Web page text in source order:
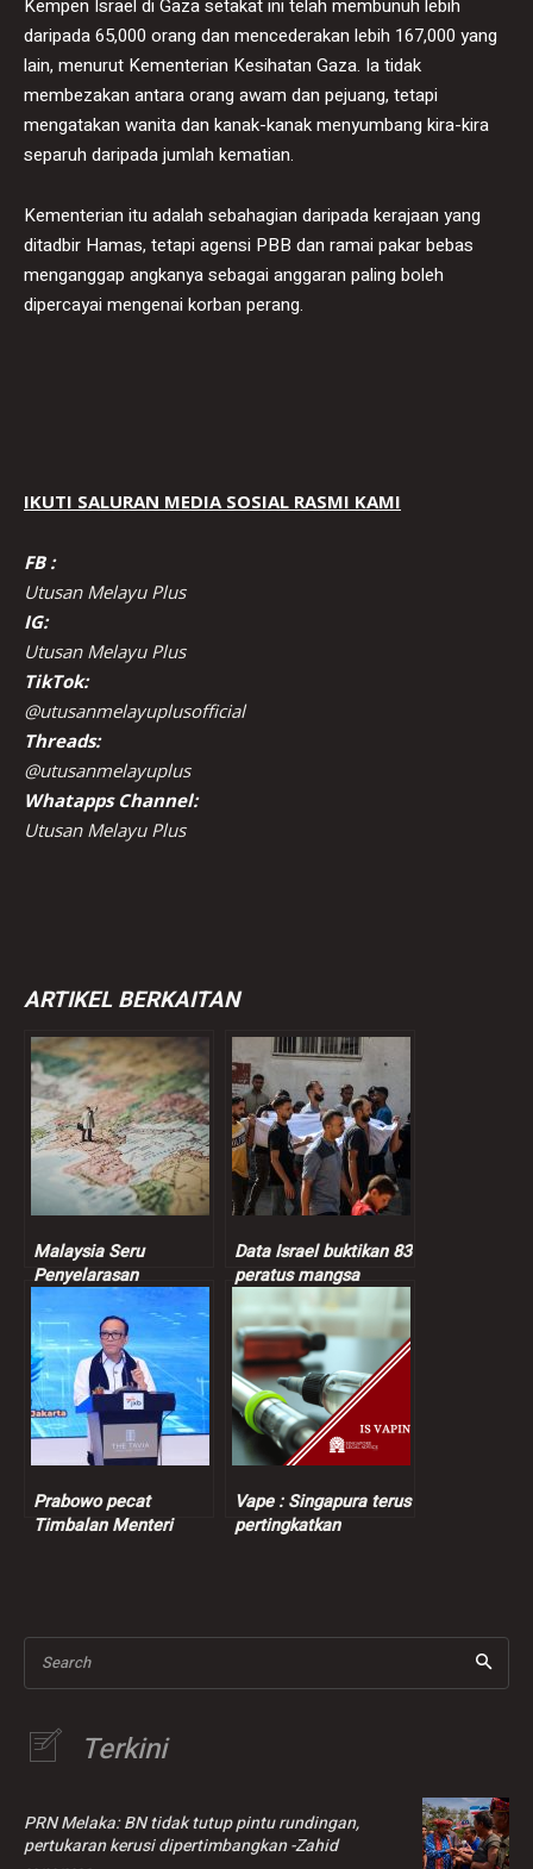
Kempen Israel di Gaza setakat ini telah membunuh lebih
daripada 65,000 orang dan mencederakan lebih 167,000 yang
lain, menurut Kementerian Kesihatan Gaza. Ia tidak
membezakan antara orang awam dan pejuang, tetapi
mengatakan wanita dan kanak-kanak menyumbang kira-kira
separuh daripada jumlah kematian.
Kementerian itu adalah sebahagian daripada kerajaan yang
ditadbir Hamas, tetapi agensi PBB dan ramai pakar bebas
menganggap angkanya sebagai anggaran paling boleh
dipercayai mengenai korban perang.
IKUTI SALURAN MEDIA SOSIAL RASMI KAMI
FB :
Utusan Melayu Plus
IG:
Utusan Melayu Plus
TikTok:
@utusanmelayuplusofficial
Threads:
@utusanmelayuplus
Whatapps Channel:
Utusan Melayu Plus
ARTIKEL BERKAITAN
Malaysia Seru
Penyelarasan
Berterusan Dalam
Proses Keamanan
Bangsamoro
Data Israel buktikan 83
peratus mangsa
dibunuh tentera Zionis
orang awam
Prabowo pecat
Timbalan Menteri
Vape : Singapura terus
pertingkatkan
Search
Terkini
PRN Melaka: BN tidak tutup pintu rundingan,
pertukaran kerusi dipertimbangkan -Zahid